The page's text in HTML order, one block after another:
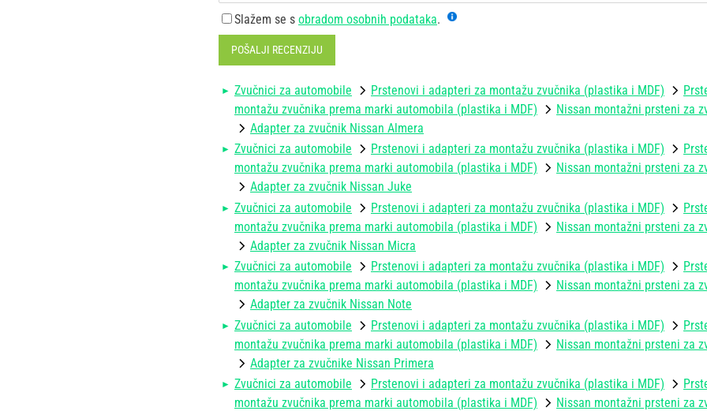
Slažem se s obradom osobnih podataka.
POŠALJI RECENZIJU
Zvučnici za automobile Prstenovi i adapteri za montažu zvučnika (plastika i MDF)
montažu zvučnika prema marki automobila (plastika i MDF)
Nissan montažni prsteni za
Adapter za zvučnik Nissan Almera
Zvučnici za automobile
Prstenovi i adapteri za montažu zvučnika (plastika i MDF)
montažu zvučnika prema marki automobila (plastika i MDF)
Nissan montažni prsteni za
Adapter za zvučnik Nissan Juke
Zvučnici za automobile
Prstenovi i adapteri za montažu zvučnika (plastika i MDF)
montažu zvučnika prema marki automobila (plastika i MDF)
Nissan montažni prsteni za
Adapter za zvučnik Nissan Micra
Zvučnici za automobile
Prstenovi i adapteri za montažu zvučnika (plastika i MDF)
montažu zvučnika prema marki automobila (plastika i MDF)
Nissan montažni prsteni za
Adapter za zvučnik Nissan Note
Zvučnici za automobile
Prstenovi i adapteri za montažu zvučnika (plastika i MDF)
montažu zvučnika prema marki automobila (plastika i MDF)
Nissan montažni prsteni za
Adapter za zvučnike Nissan Primera
Zvučnici za automobile
Prstenovi i adapteri za montažu zvučnika (plastika i MDF)
montažu zvučnika prema marki automobila (plastika i MDF)
Nissan montažni prsteni za